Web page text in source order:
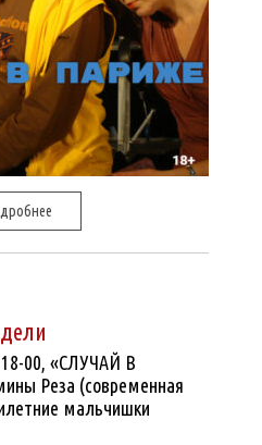
18-00, «СЛУЧАЙ В
Реза (современная
мальчишки